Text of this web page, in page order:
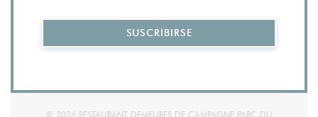
SUSCRIBIRSE
© 2026 RESTAURANT DEMEURES DE CAMPAGNE PARC DU